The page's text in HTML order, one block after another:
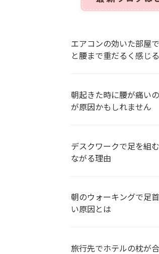
エアコンの効いた部屋
と腰まで重だるく感じ
朝起きた時に腰が痛い
が原因かもしれません
デスクワークで足を組
ながる理由
朝のウォーキングで足
い原因とは
旅行先でホテルの枕が